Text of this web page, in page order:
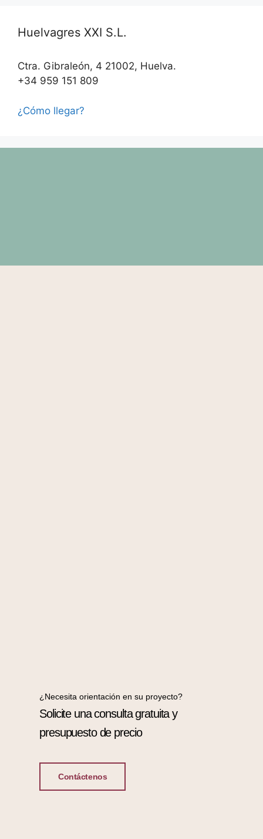
Huelvagres XXI S.L.
Ctra. Gibraleón, 4 21002, Huelva.
+34 959 151 809
¿Cómo llegar?
¿Necesita orientación en su proyecto?
Solicite una consulta gratuita y
presupuesto de precio
Contáctenos